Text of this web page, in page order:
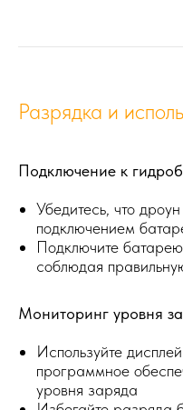
Разрядка и
Подключение к
Убедитесь, что
подключением
Подключите
соблюдая
Мониторинг уровня
Используйте
программное
уровня заряда